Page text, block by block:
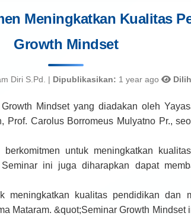
Meningkatkan Kualitas
Growth Mindset
Diri S.Pd. | Dipublikasikan: 1 year ago
Mindset yang diadakan oleh
Carolus Borromeus Mulyatno Pr.,
untuk meningkatkan
ini juga diharapkan dapat
meningkatkan kualitas pendidikan dan
Mataram. &quot;Seminar Growth